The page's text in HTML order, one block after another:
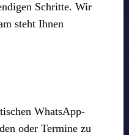
Schritte. Wir
steht Ihnen
WhatsApp-
oder Termine zu